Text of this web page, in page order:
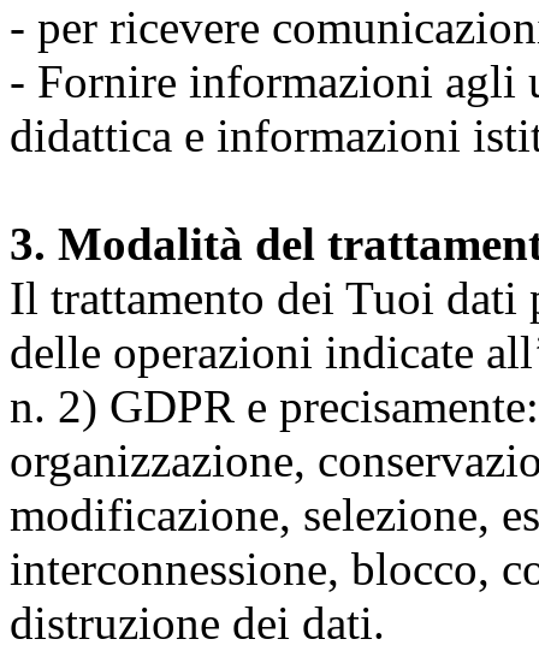
- per ricevere
- Fornire informazioni agli
didattica e informazioni
3. Modalità del
Il trattamento dei Tuoi dati
delle operazioni indicate
n. 2) GDPR e
organizzazione,
modificazione, selezione,
interconnessione, blocco,
distruzione dei dati.